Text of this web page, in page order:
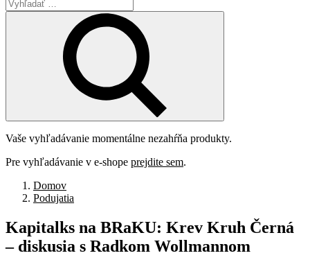
Vaše vyhľadávanie momentálne nezahŕňa produkty.
Pre vyhľadávanie v e-shope prejdite sem.
Domov
Podujatia
Kapitalks na BRaKU: Krev Kruh Černá
– diskusia s Radkom Wollmannom